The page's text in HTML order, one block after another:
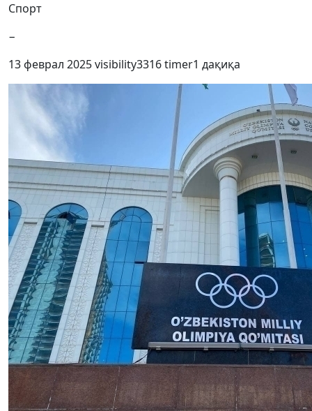
Спорт
−
13 феврал 2025visibility3316timer1 дақиқа